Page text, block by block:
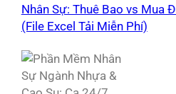
Nhân Sự: Thuê Bao vs Mua
(File Excel Tải Miễn Phí)